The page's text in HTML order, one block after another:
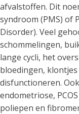
afvalstoffen. Dit
syndroom (PMS) of
Disorder). Veel
schommelingen,
lange cycli, het
bloedingen,
disfunctioneren.
endometriose,
poliepen en